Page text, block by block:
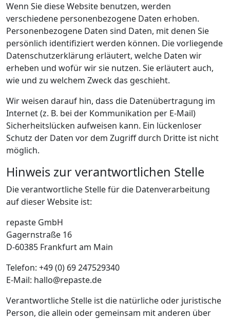
Wenn Sie diese Website benutzen, werden
verschiedene personenbezogene Daten erhoben.
Personenbezogene Daten sind Daten, mit denen Sie
persönlich identifiziert werden können. Die vorliegende
Datenschutzerklärung erläutert, welche Daten wir
erheben und wofür wir sie nutzen. Sie erläutert auch,
wie und zu welchem Zweck das geschieht.
Wir weisen darauf hin, dass die Datenübertragung im
Internet (z. B. bei der Kommunikation per E-Mail)
Sicherheitslücken aufweisen kann. Ein lückenloser
Schutz der Daten vor dem Zugriff durch Dritte ist nicht
möglich.
Hinweis zur verantwortlichen Stelle
Die verantwortliche Stelle für die Datenverarbeitung
auf dieser Website ist:
repaste GmbH
Gagernstraße 16
D-60385 Frankfurt am Main
Telefon: +49 (0) 69 247529340
E-Mail: hallo@repaste.de
Verantwortliche Stelle ist die natürliche oder juristische
Person, die allein oder gemeinsam mit anderen über